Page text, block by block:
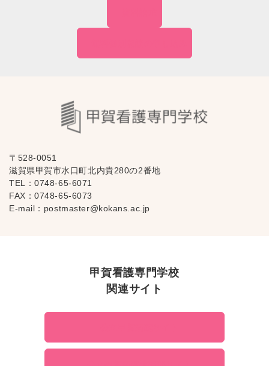
〒528-0051
滋賀県甲賀市水口町北内貴280の2番地
TEL：0748-65-6071
FAX：0748-65-6073
E-mail： postmaster@kokans.ac.jp
甲賀看護専門学校
関連サイト